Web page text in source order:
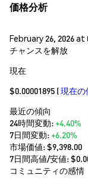
価格分析
February 26, 2026 at
チャンスを解放
現在
$0.00001895 (現在の
最近の傾向
24時間変動:+4.40%
7日間変動:+6.20%
市場価値:$9,398.00
7日間高値/安値: $
コミュニティの感情